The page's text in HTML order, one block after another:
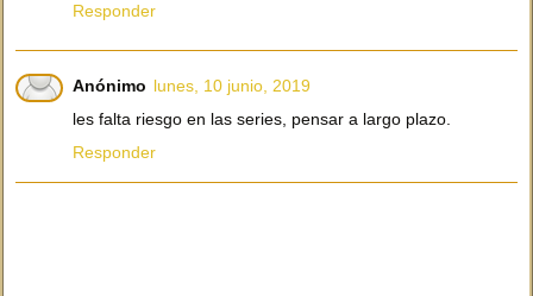
Responder
Anónimo lunes, 10 junio, 2019
les falta riesgo en las series, pensar a largo plazo.
Responder